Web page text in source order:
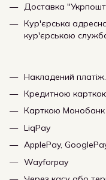
Доставка
Кур'єрська
кур'єрською
Накладений платіж.
Кредитною
Карткою Монобанк
LiqPay
ApplePay,
Wayforpay